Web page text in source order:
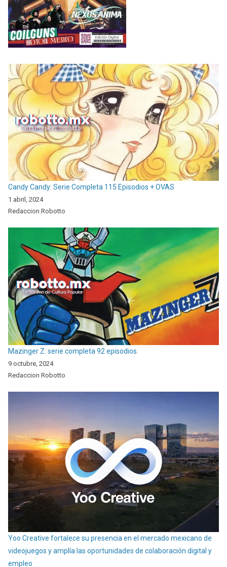
Candy Candy: Serie Completa 115 Episodios + OVAS
1 abril, 2024
Redaccion Robotto
Mazinger Z: serie completa 92 episodios.
9 octubre, 2024
Redaccion Robotto
Yoo Creative fortalece su presencia en el mercado mexicano de
videojuegos y amplía las oportunidades de colaboración digital y
empleo